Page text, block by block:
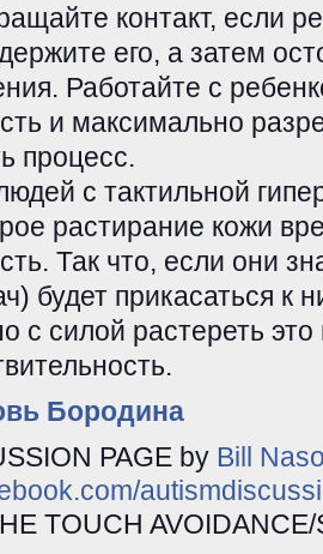
контакт, если
его, а затем
Работайте с
и максимально
процесс.
с тактильной
растирание кожи
Так что, если они
будет прикасаться к
с силой растереть
Бородина
PAGE by Bill
TOUCH